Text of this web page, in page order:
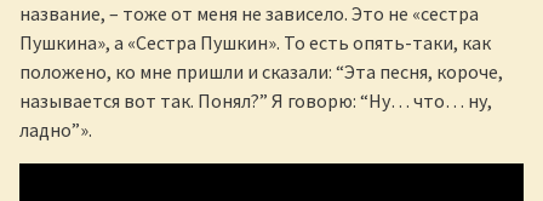
название, – тоже от меня не зависело. Это не «сестра
Пушкина», а «Сестра Пушкин». То есть опять-таки, как
положено, ко мне пришли и сказали: “Эта песня, короче,
называется вот так. Понял?” Я говорю: “Ну… что… ну,
ладно”».